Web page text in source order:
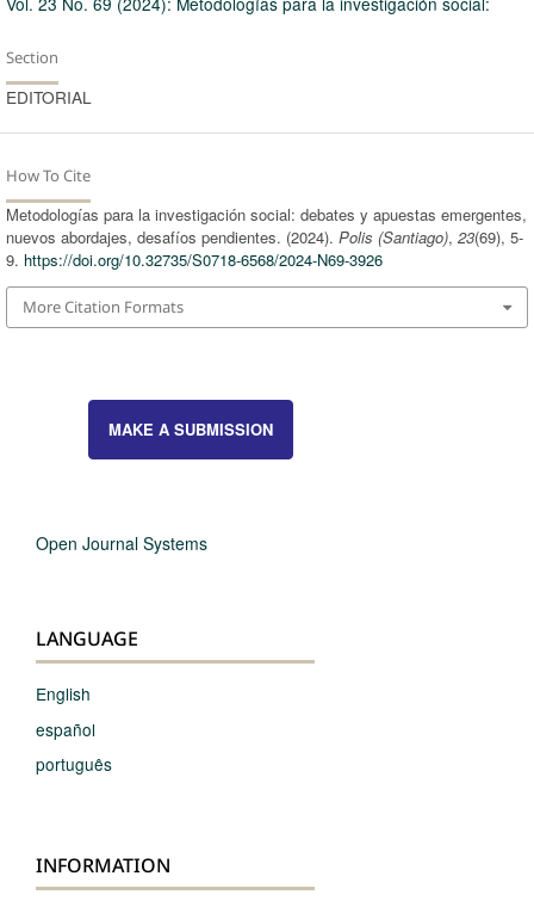
Section
EDITORIAL
How To Cite
Metodologías para la investigación social: debates y apuestas emergentes,
nuevos abordajes, desafíos pendientes. (2024). Polis (Santiago), 23(69), 5-
9. https://doi.org/10.32735/S0718-6568/2024-N69-3926
More Citation Formats
MAKE A SUBMISSION
Open Journal Systems
LANGUAGE
English
español
português
INFORMATION